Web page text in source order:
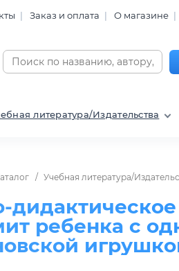
Заказ и оплата О магазине
литература/Издательства
Учебная литература/
ребенка с